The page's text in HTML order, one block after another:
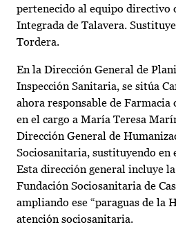
pertenecido al equipo directivo
Integrada de Talavera.
Tordera.
En la Dirección General de
Inspección Sanitaria, se sitúa
ahora responsable de Farmacia
en el cargo a María Teresa
Dirección General de
Sociosanitaria, sustituyendo en
Esta dirección general incluye
Fundación Sociosanitaria de
ampliando ese “paraguas de la
atención sociosanitaria.